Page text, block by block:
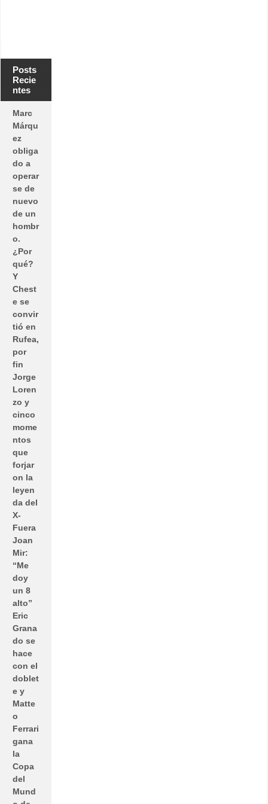
Posts
Recie
ntes
Marc
Márqu
ez
obliga
do a
operar
se de
nuevo
de un
hombr
o.
¿Por
qué?
Y
Chest
e se
convir
tió en
Rufea,
por
fin
Jorge
Loren
zo y
cinco
mome
ntos
que
forjar
on la
leyen
da del
X-
Fuera
Joan
Mir:
“Me
doy
un 8
alto”
Eric
Grana
do se
hace
con el
doblet
e y
Matte
o
Ferrari
gana
la
Copa
del
Mund